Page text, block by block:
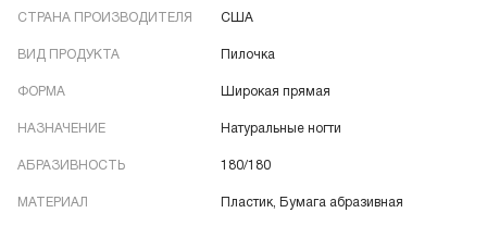
СТРАНА ПРОИЗВОДИТЕЛЯ США
ВИД ПРОДУКТА Пилочка
ФОРМА Широкая прямая
НАЗНАЧЕНИЕ Натуральные ногти
АБРАЗИВНОСТЬ 180/180
МАТЕРИАЛ Пластик, Бумага абразивная